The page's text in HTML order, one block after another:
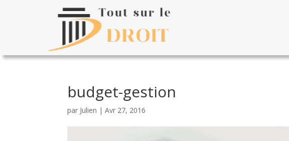
budget-gestion
par Julien |Avr 27, 2016